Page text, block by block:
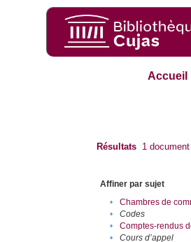
Accueil
Résultats 1 document
Affiner par sujet
•
Chambres de
•
Codes
•
Comptes-rendus
•
Cours d’appel